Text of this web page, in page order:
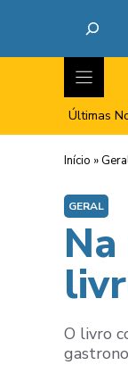
Últimas
Início »
GERAL
O livro